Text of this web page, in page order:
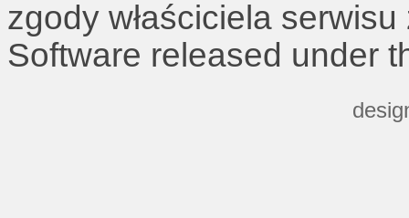
zgody właściciela
Software released under